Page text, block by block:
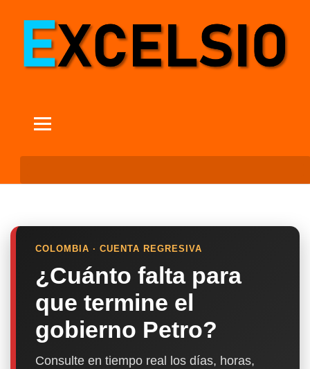
COLOMBIA · CUENTA REGRESIVA
¿Cuánto falta para
que termine el
gobierno Petro?
Consulte en tiempo real los días, horas,